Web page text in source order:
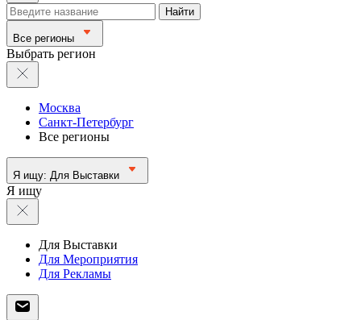
Найти
Все регионы
Выбрать регион
Москва
Санкт-Петербург
Все регионы
Я ищу: Для Выставки
Я ищу
Для Выставки
Для Мероприятия
Для Рекламы